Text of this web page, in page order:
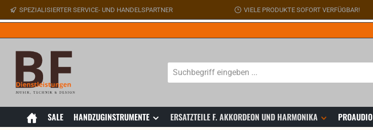
Hauptinhalt springen
Zur Suche springen
Zur Hauptnavigation springen
SPEZIALISIERTER SERVICE- UND HANDELSPARTNER VIELE PRODUKTE SOFORT VERFÜGBAR!
SALE HANDZUGINSTRUMENTE ERSATZTEILE F. AKKORDEON UND HARMONIKA PROAUDIO